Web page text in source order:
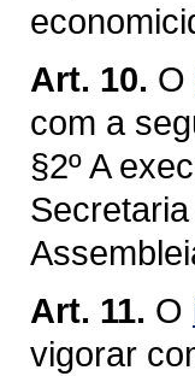
Art. 10. O
com a
§2º A
Art. 11. O
vigorar